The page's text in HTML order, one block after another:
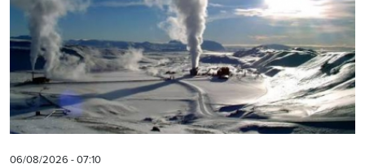
06/08/2026 - 07:10